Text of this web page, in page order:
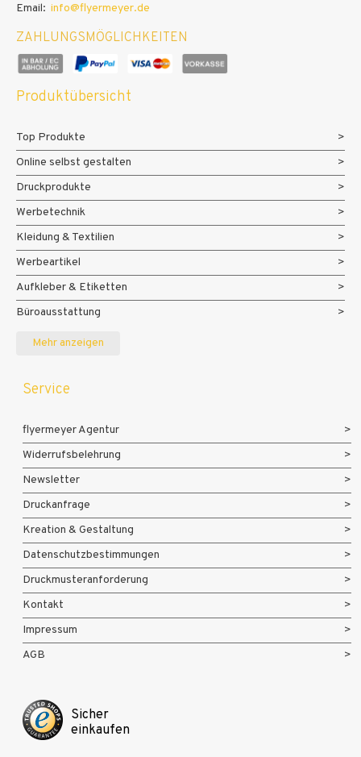
Email: info@flyermeyer.de
ZAHLUNGSMÖGLICHKEITEN
Produktübersicht
Top Produkte
Online selbst gestalten
Druckprodukte
Werbetechnik
Kleidung & Textilien
Werbeartikel
Aufkleber & Etiketten
Büroausstattung
Messe- und Eventmaterialien
Mehr anzeigen
Service
flyermeyer Agentur
Widerrufsbelehrung
Newsletter
Druckanfrage
Kreation & Gestaltung
Datenschutzbestimmungen
Druckmusteranforderung
Kontakt
Impressum
AGB
Sicher
einkaufen